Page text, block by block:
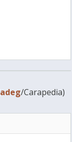
adeg/Carapedia)